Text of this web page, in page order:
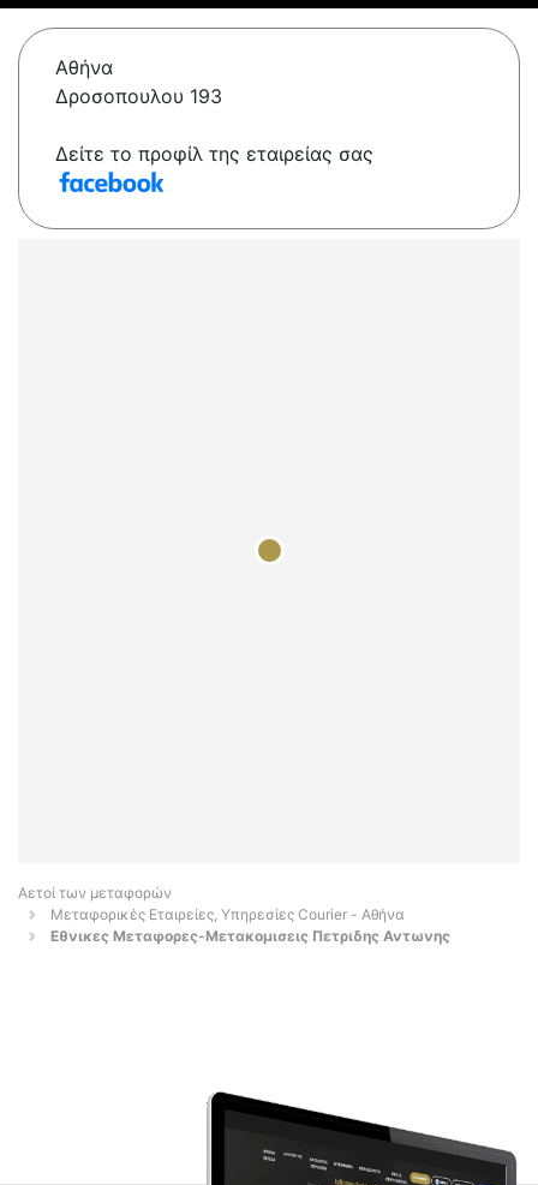
Αθήνα
Δροσοπουλου 193
Δείτε το προφίλ της εταιρείας σας
Αετοί των μεταφορών
Μεταφορικές Εταιρείες, Υπηρεσίες Courier - Αθήνα
Εθνικες Μεταφορες-Μετακομισεις Πετριδης Αντωνης